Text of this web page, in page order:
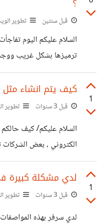
؟
قبل سنتين تطوير
السلام عليكم اليوم
ترميزها بشكل غريب
بشكل غريب ايضا. هل
suar.me/4aM87
1
كيف يتم انشاء مثل
قبل 3 سنوات تطوير
السلام عليكم/ كيف
الكتروني ، بعض
data-dcm-
B3143
1
لدي مشكلة كبيرة
قبل 3 سنوات تطوير